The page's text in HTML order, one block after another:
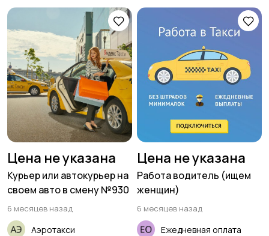
Цена не указана
Курьер или автокурьер на
своем авто в смену №930
6 месяцев назад
Аэротакси
Цена не указана
Работа водитель (ищем
женщин)
6 месяцев назад
Ежедневная оплата